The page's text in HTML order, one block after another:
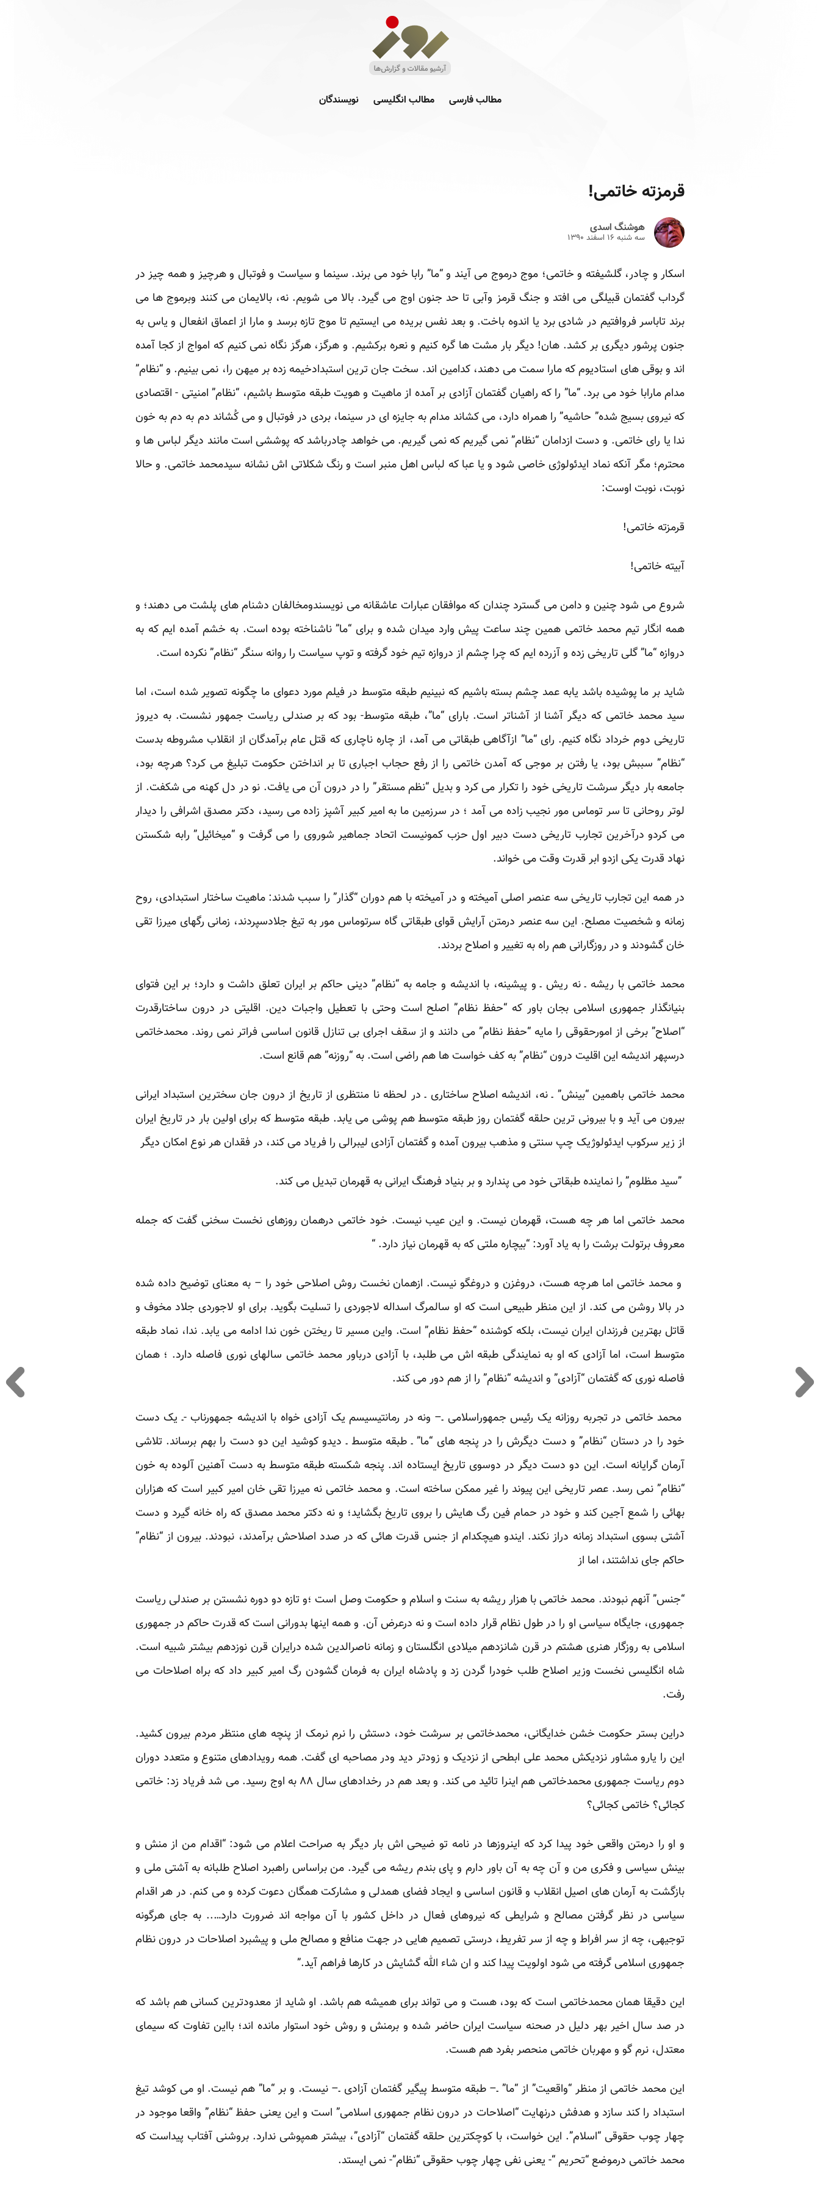
مطالب فارسی مطالب انگلیسی نویسندگان
قرمزته خاتمی!
هوشنگ اسدی
سه شنبه ۱۶ اسفند ۱۳۹۰
اسکار و چادر، گلشیفته و خاتمی؛ موج درموج می آیند و “ما” رابا خود می برند. سینما و سیاست و فوتبال و هرچیز و همه چیز در
گرداب گفتمان قبیلگی می افتد و جنگ قرمز وآبی تا حد جنون اوج می گیرد. بالا می شویم. نه، بالایمان می کنند وبرموج ها می
برند تاباسر فروافتیم در شادی برد یا اندوه باخت. و بعد نفس بریده می ایستیم تا موج تازه برسد و مارا از اعماق انفعال و یاس به
جنون پرشور دیگری بر کشد. هان! دیگر بار مشت ها گره کنیم و نعره برکشیم. و هرگز، هرگز نگاه نمی کنیم که امواج از کجا آمده
اند و بوقی های استادیوم که مارا سمت می دهند، کدامین اند. سخت جان ترین استبدادخیمه زده بر میهن را، نمی بینیم. و “نظام”
مدام مارابا خود می برد. “ما” را که راهیان گفتمان آزادی بر آمده از ماهیت و هویت طبقه متوسط باشیم، “نظام” امنیتی - اقتصادی
که نیروی بسیج شده” حاشیه” را همراه دارد، می کشاند مدام به جایزه ای در سینما، بردی در فوتبال و می کُشاند دم به دم به خون
ندا یا رای خاتمی. و دست ازدامان “نظام” نمی گیریم که نمی گیریم. می خواهد چادرباشد که پوششی است مانند دیگر لباس ها و
محترم؛ مگر آنکه نماد ایدئولوژی خاصی شود و یا عبا که لباس اهل منبر است و رنگ شکلاتی اش نشانه سیدمحمد خاتمی. و حالا
نوبت، نوبت اوست:
قرمزته خاتمی!
آبیته خاتمی!
شروع می شود چنین و دامن می گسترد چندان که موافقان عبارات عاشقانه می نویسندومخالفان دشنام های پلشت می دهند؛ و
همه انگار تیم محمد خاتمی همین چند ساعت پیش وارد میدان شده و برای “ما” ناشناخته بوده است. به خشم آمده ایم که به
دروازه “ما” گلی تاریخی زده و آزرده ایم که چرا چشم از دروازه تیم خود گرفته و توپ سیاست را روانه سنگر “نظام” نکرده است.
شاید بر ما پوشیده باشد یابه عمد چشم بسته باشیم که نبینیم طبقه متوسط در فیلم مورد دعوای ما چگونه تصویر شده است، اما
سید محمد خاتمی که دیگر آشنا از آشناتر است. بارای “ما”، طبقه متوسط- بود که بر صندلی ریاست جمهور نشست. به دیروز
تاریخی دوم خرداد نگاه کنیم. رای “ما” ازآگاهی طبقاتی می آمد، از چاره ناچاری که قتل عام برآمدگان از انقلاب مشروطه بدست
“نظام” سببش بود، یا رفتن بر موجی که آمدن خاتمی را از رفع حجاب اجباری تا بر انداختن حکومت تبلیغ می کرد؟ هرچه بود،
جامعه بار دیگر سرشت تاریخی خود را تکرار می کرد و بدیل “نظم مستقر” را در درون آن می یافت. نو در دل کهنه می شکفت. از
لوتر روحانی تا سر توماس مور نجیب زاده می آمد ؛ در سرزمین ما به امیر کبیر آشپز زاده می رسید، دکتر مصدق اشرافی را دیدار
می کردو درآخرین تجارب تاریخی دست دبیر اول حزب کمونیست اتحاد جماهیر شوروی را می گرفت و “میخائیل” رابه شکستن
نهاد قدرت یکی ازدو ابر قدرت وقت می خواند.
در همه این تجارب تاریخی سه عنصر اصلی آمیخته و در آمیخته با هم دوران “گذار” را سبب شدند: ماهیت ساختار استبدادی، روح
زمانه و شخصیت مصلح. این سه عنصر درمتن آرایش قوای طبقاتی گاه سرتوماس مور به تیغ جلادسپردند، زمانی رگهای میرزا تقی
خان گشودند و در روزگارانی هم راه به تغییر و اصلاح بردند.
محمد خاتمی با ریشه ـ نه ریش ـ و پیشینه، با اندیشه و جامه به “نظام” دینی حاکم بر ایران تعلق داشت و دارد؛ بر این فتوای
بنیانگذار جمهوری اسلامی بجان باور که “حفظ نظام” اصلح است وحتی با تعطیل واجبات دین. اقلیتی در درون ساختارقدرت
“اصلاح” برخی از امورحقوقی را مایه “حفظ نظام” می دانند و از سقف اجرای بی تنازل قانون اساسی فراتر نمی روند. محمدخاتمی
درسپهر اندیشه این اقلیت درون “نظام” به کف خواست ها هم راضی است. به “روزنه” هم قانع است.
محمد خاتمی باهمین “بینش” ـ نه، اندیشه اصلاح ساختاری ـ در لحظه نا منتظری از تاریخ از درون جان سخترین استبداد ایرانی
بیرون می آید و با بیرونی ترین حلقه گفتمان روز طبقه متوسط هم پوشی می یابد. طبقه متوسط که برای اولین بار در تاریخ ایران
از زیر سرکوب ایدئولوژیک چپ سنتی و مذهب بیرون آمده و گفتمان آزادی لیبرالی را فریاد می کند، در فقدان هر نوع امکان دیگر
”سید مظلوم” را نماینده طبقاتی خود می پندارد و بر بنیاد فرهنگ ایرانی به قهرمان تبدیل می کند.
محمد خاتمی اما هر چه هست، قهرمان نیست. و این عیب نیست. خود خاتمی درهمان روزهای نخست سخنی گفت که جمله
معروف برتولت برشت را به یاد آورد: “بیچاره ملتی که به قهرمان نیاز دارد. “
و محمد خاتمی اما هرچه هست، دروغزن و دروغگو نیست. ازهمان نخست روش اصلاحی خود را – به معنای توضیح داده شده
در بالا روشن می کند. از این منظر طبیعی است که او سالمرگ اسداله لاجوردی را تسلیت بگوید. برای او لاجوردی جلاد مخوف و
قاتل بهترین فرزندان ایران نیست، بلکه کوشنده “حفظ نظام” است. واین مسیر تا ریختن خون ندا ادامه می یابد. ندا، نماد طبقه
متوسط است، اما آزادی که او به نمایندگی طبقه اش می طلبد، با آزادی درباور محمد خاتمی سالهای نوری فاصله دارد. ؛ همان
فاصله نوری که گفتمان “آزادی” و اندیشه “نظام” را از هم دور می کند.
محمد خاتمی در تجربه روزانه یک رئیس جمهوراسلامی ـ– ونه در رمانتیسیسم یک آزادی خواه با اندیشه جمهورناب -ـ یک دست
خود را در دستان “نظام” و دست دیگرش را در پنجه های “ما” ـ طبقه متوسط ـ دیدو کوشید این دو دست را بهم برساند. تلاشی
آرمان گرایانه است. این دو دست دیگر در دوسوی تاریخ ایستاده اند. پنجه شکسته طبقه متوسط به دست آهنین آلوده به خون
“نظام” نمی رسد. عصر تاریخی این پیوند را غیر ممکن ساخته است. و محمد خاتمی نه میرزا تقی خان امیر کبیر است که هزاران
بهائی را شمع آجین کند و خود در حمام فین رگ هایش را بروی تاریخ بگشاید؛ و نه دکتر محمد مصدق که راه خانه گیرد و دست
آشتی بسوی استبداد زمانه دراز نکند. ایندو هیچکدام از جنس قدرت هائی که در صدد اصلاحش برآمدند، نبودند. بیرون از “نظام”
حاکم جای نداشتند، اما از
“جنس” آنهم نبودند. محمد خاتمی با هزار ریشه به سنت و اسلام و حکومت وصل است ؛و تازه دو دوره نشستن بر صندلی ریاست
جمهوری، جایگاه سیاسی او را در طول نظام قرار داده است و نه درعرض آن. و همه اینها بدورانی است که قدرت حاکم در جمهوری
اسلامی به روزگار هنری هشتم در قرن شانزدهم میلادی انگلستان و زمانه ناصرالدین شده درایران قرن نوزدهم بیشتر شبیه است.
شاه انگلیسی نخست وزیر اصلاح طلب خودرا گردن زد و پادشاه ایران به فرمان گشودن رگ امیر کبیر داد که براه اصلاحات می
رفت.
دراین بستر حکومت خشن خدایگانی، محمدخاتمی بر سرشت خود، دستش را نرم نرمک از پنچه های منتظر مردم بیرون کشید.
این را یارو مشاور نزدیکش محمد علی ابطحی از نزدیک و زودتر دید ودر مصاحبه ای گفت. همه رویدادهای متنوع و متعدد دوران
دوم ریاست جمهوری محمدخاتمی هم اینرا تائید می کند. و بعد هم در رخدادهای سال ۸۸ به اوج رسید. می شد فریاد زد:
خاتمی
کجائی؟ خاتمی کجائی؟
و او را درمتن واقعی خود پیدا کرد که اینروزها در نامه تو ضیحی اش بار دیگر به صراحت اعلام می شود: “اقدام من از منش و
بینش سیاسی و فکری من و آن چه به آن باور دارم و پای بندم ریشه می گیرد. من براساس راهبرد اصلاح طلبانه به آشتی ملی و
بازگشت به آرمان های اصیل انقلاب و قانون اساسی و ایجاد فضای همدلی و مشارکت همگان دعوت کرده و می کنم. در هر اقدام
سیاسی در نظر گرفتن مصالح و شرایطی که نیروهای فعال در داخل کشور با آن مواجه اند ضرورت دارد….. به جای هرگونه
توجیهی، چه از سر افراط و چه از سر تفریط، درستی تصمیم هایی در جهت منافع و مصالح ملی و پیشبرد اصلاحات در درون نظام
جمهوری اسلامی گرفته می شود اولویت پیدا کند و ان شاء الله گشایش در کارها فراهم آید.”
این دقیقا همان محمدخاتمی است که بود، هست و می تواند برای همیشه هم باشد. او شاید از معدودترین کسانی هم باشد که
در صد سال اخیر بهر دلیل در صحنه سیاست ایران حاضر شده و برمنش و روش خود استوار مانده اند؛ بااین تفاوت که سیمای
معتدل، نرم گو و مهربان خاتمی منحصر بفرد هم هست.
این محمد خاتمی از منظر “واقعیت” از “ما” ـ– طبقه متوسط پیگیر گفتمان آزادی ـ– نیست. و بر “ما” هم نیست. او می کوشد تیغ
استبداد را کند سازد و هدفش درنهایت “اصلاحات در درون نظام جمهوری اسلامی” است و این یعنی حفظ “نظام” واقعا موجود در
چهار چوب حقوقی “اسلام”. این خواست، با کوچکترین حلقه گفتمان “آزادی”، بیشتر همپوشی ندارد. بروشنی آفتاب پیداست که
محمد خاتمی درموضع “تحریم “- یعنی نفی چهار چوب حقوقی “نظام”- نمی ایستد.